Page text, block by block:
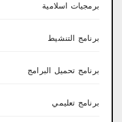
برمجيات اسلامية
برنامج التنشيط
برنامج تحميل البرامج
برنامج تعليمي